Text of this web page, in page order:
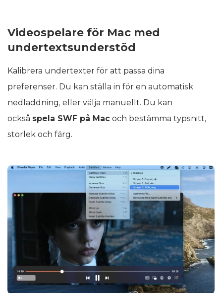
Videospelare för Mac med
undertextsunderstöd
Kalibrera undertexter för att passa dina
preferenser. Du kan ställa in för en automatisk
nedladdning, eller välja manuellt. Du kan
också spela SWF på Mac och bestämma typsnitt,
storlek och färg.